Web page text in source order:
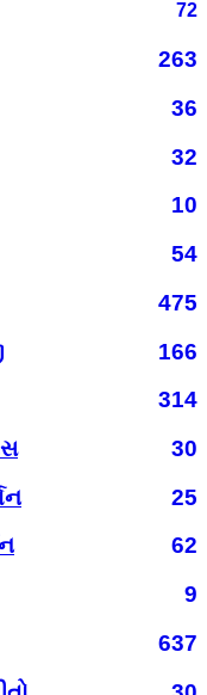
72
263
36
32
10
54
475
166
314
30
25
62
9
637